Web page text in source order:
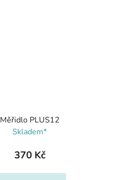
Měřidlo PLUS12
Skladem*
370 Kč